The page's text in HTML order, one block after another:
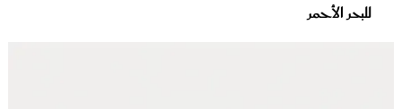
للبحر الأحمر